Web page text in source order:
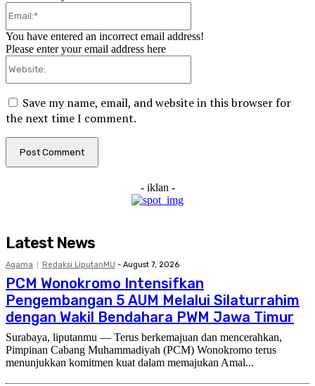
You have entered an incorrect email address!
Please enter your email address here
Save my name, email, and website in this browser for
the next time I comment.
- iklan -
Latest News
Agama Redaksi LiputanMU - August 7, 2026
PCM Wonokromo Intensifkan
Pengembangan 5 AUM Melalui Silaturrahim
dengan Wakil Bendahara PWM Jawa Timur
Surabaya, liputanmu — Terus berkemajuan dan mencerahkan,
Pimpinan Cabang Muhammadiyah (PCM) Wonokromo terus
menunjukkan komitmen kuat dalam memajukan Amal...